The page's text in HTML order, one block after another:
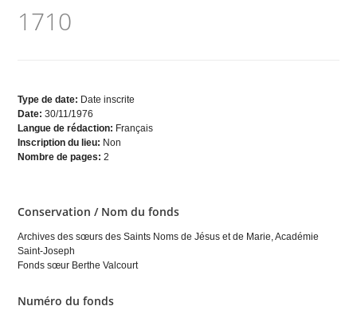
1710
Type de date: Date inscrite
Date:30/11/1976
Langue de rédaction: Français
Inscription du lieu: Non
Nombre de pages:2
Conservation / Nom du fonds
Archives des sœurs des Saints Noms de Jésus et de Marie, Académie
Saint-Joseph
Fonds sœur Berthe Valcourt
Numéro du fonds